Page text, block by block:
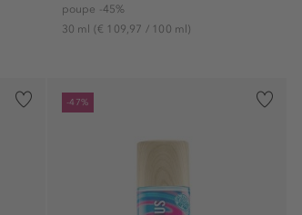
poupe -45%
30 ml (€ 109,97 / 100 ml)
-47%